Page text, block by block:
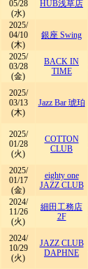
05/28
(水)
HUB浅草店
2025/
04/10
(木)
銀座 Swing
2025/
03/28
(金)
BACK IN
TIME
2025/
03/13
(木)
Jazz Bar 琥珀
2025/
01/28
(火)
COTTON
CLUB
2025/
01/17
(金)
eighty one
JAZZ CLUB
2024/
11/26
(火)
細田工務店
2F
2024/
10/29
(火)
JAZZ CLUB
DAPHNE